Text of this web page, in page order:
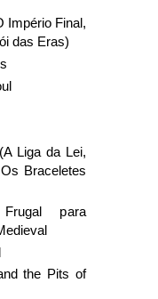
Império Final,
das Eras)
Liga da Lei,
Braceletes
para
the Pits of